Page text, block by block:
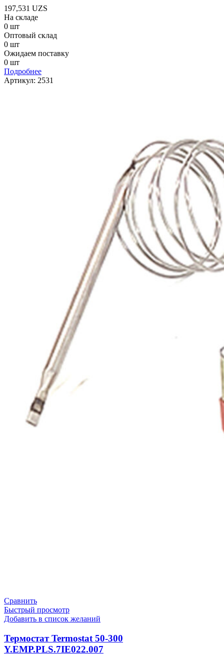
197,531 UZS
На складе
0 шт
Оптовый склад
0 шт
Ожидаем поставку
0 шт
Подробнее
Артикул: 2531
Сравнить
Быстрый просмотр
Добавить в список желаний
Термостат Termostat 50-300
Y.EMP.PLS.7IE022.007